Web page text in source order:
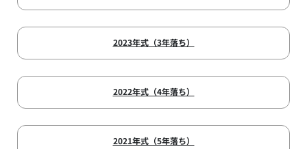
2023年式（3年落ち）
2022年式（4年落ち）
2021年式（5年落ち）